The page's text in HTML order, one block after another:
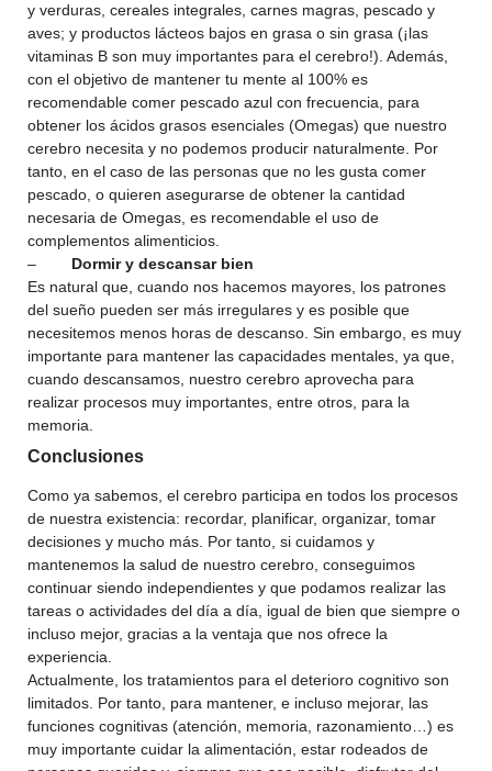
y verduras, cereales integrales, carnes magras, pescado y
aves; y productos lácteos bajos en grasa o sin grasa (¡las
vitaminas B son muy importantes para el cerebro!). Además,
con el objetivo de mantener tu mente al 100% es
recomendable comer pescado azul con frecuencia, para
obtener los ácidos grasos esenciales (Omegas) que nuestro
cerebro necesita y no podemos producir naturalmente. Por
tanto, en el caso de las personas que no les gusta comer
pescado, o quieren asegurarse de obtener la cantidad
necesaria de Omegas, es recomendable el uso de
complementos alimenticios.
– Dormir y descansar bien
Es natural que, cuando nos hacemos mayores, los patrones
del sueño pueden ser más irregulares y es posible que
necesitemos menos horas de descanso. Sin embargo, es muy
importante para mantener las capacidades mentales, ya que,
cuando descansamos, nuestro cerebro aprovecha para
realizar procesos muy importantes, entre otros, para la
memoria.
Conclusiones
Como ya sabemos, el cerebro participa en todos los procesos
de nuestra existencia: recordar, planificar, organizar, tomar
decisiones y mucho más. Por tanto, si cuidamos y
mantenemos la salud de nuestro cerebro, conseguimos
continuar siendo independientes y que podamos realizar las
tareas o actividades del día a día, igual de bien que siempre o
incluso mejor, gracias a la ventaja que nos ofrece la
experiencia.
Actualmente, los tratamientos para el deterioro cognitivo son
limitados. Por tanto, para mantener, e incluso mejorar, las
funciones cognitivas (atención, memoria, razonamiento…) es
muy importante cuidar la alimentación, estar rodeados de